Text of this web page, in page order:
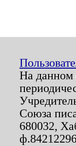
На данном
Союза
680032,